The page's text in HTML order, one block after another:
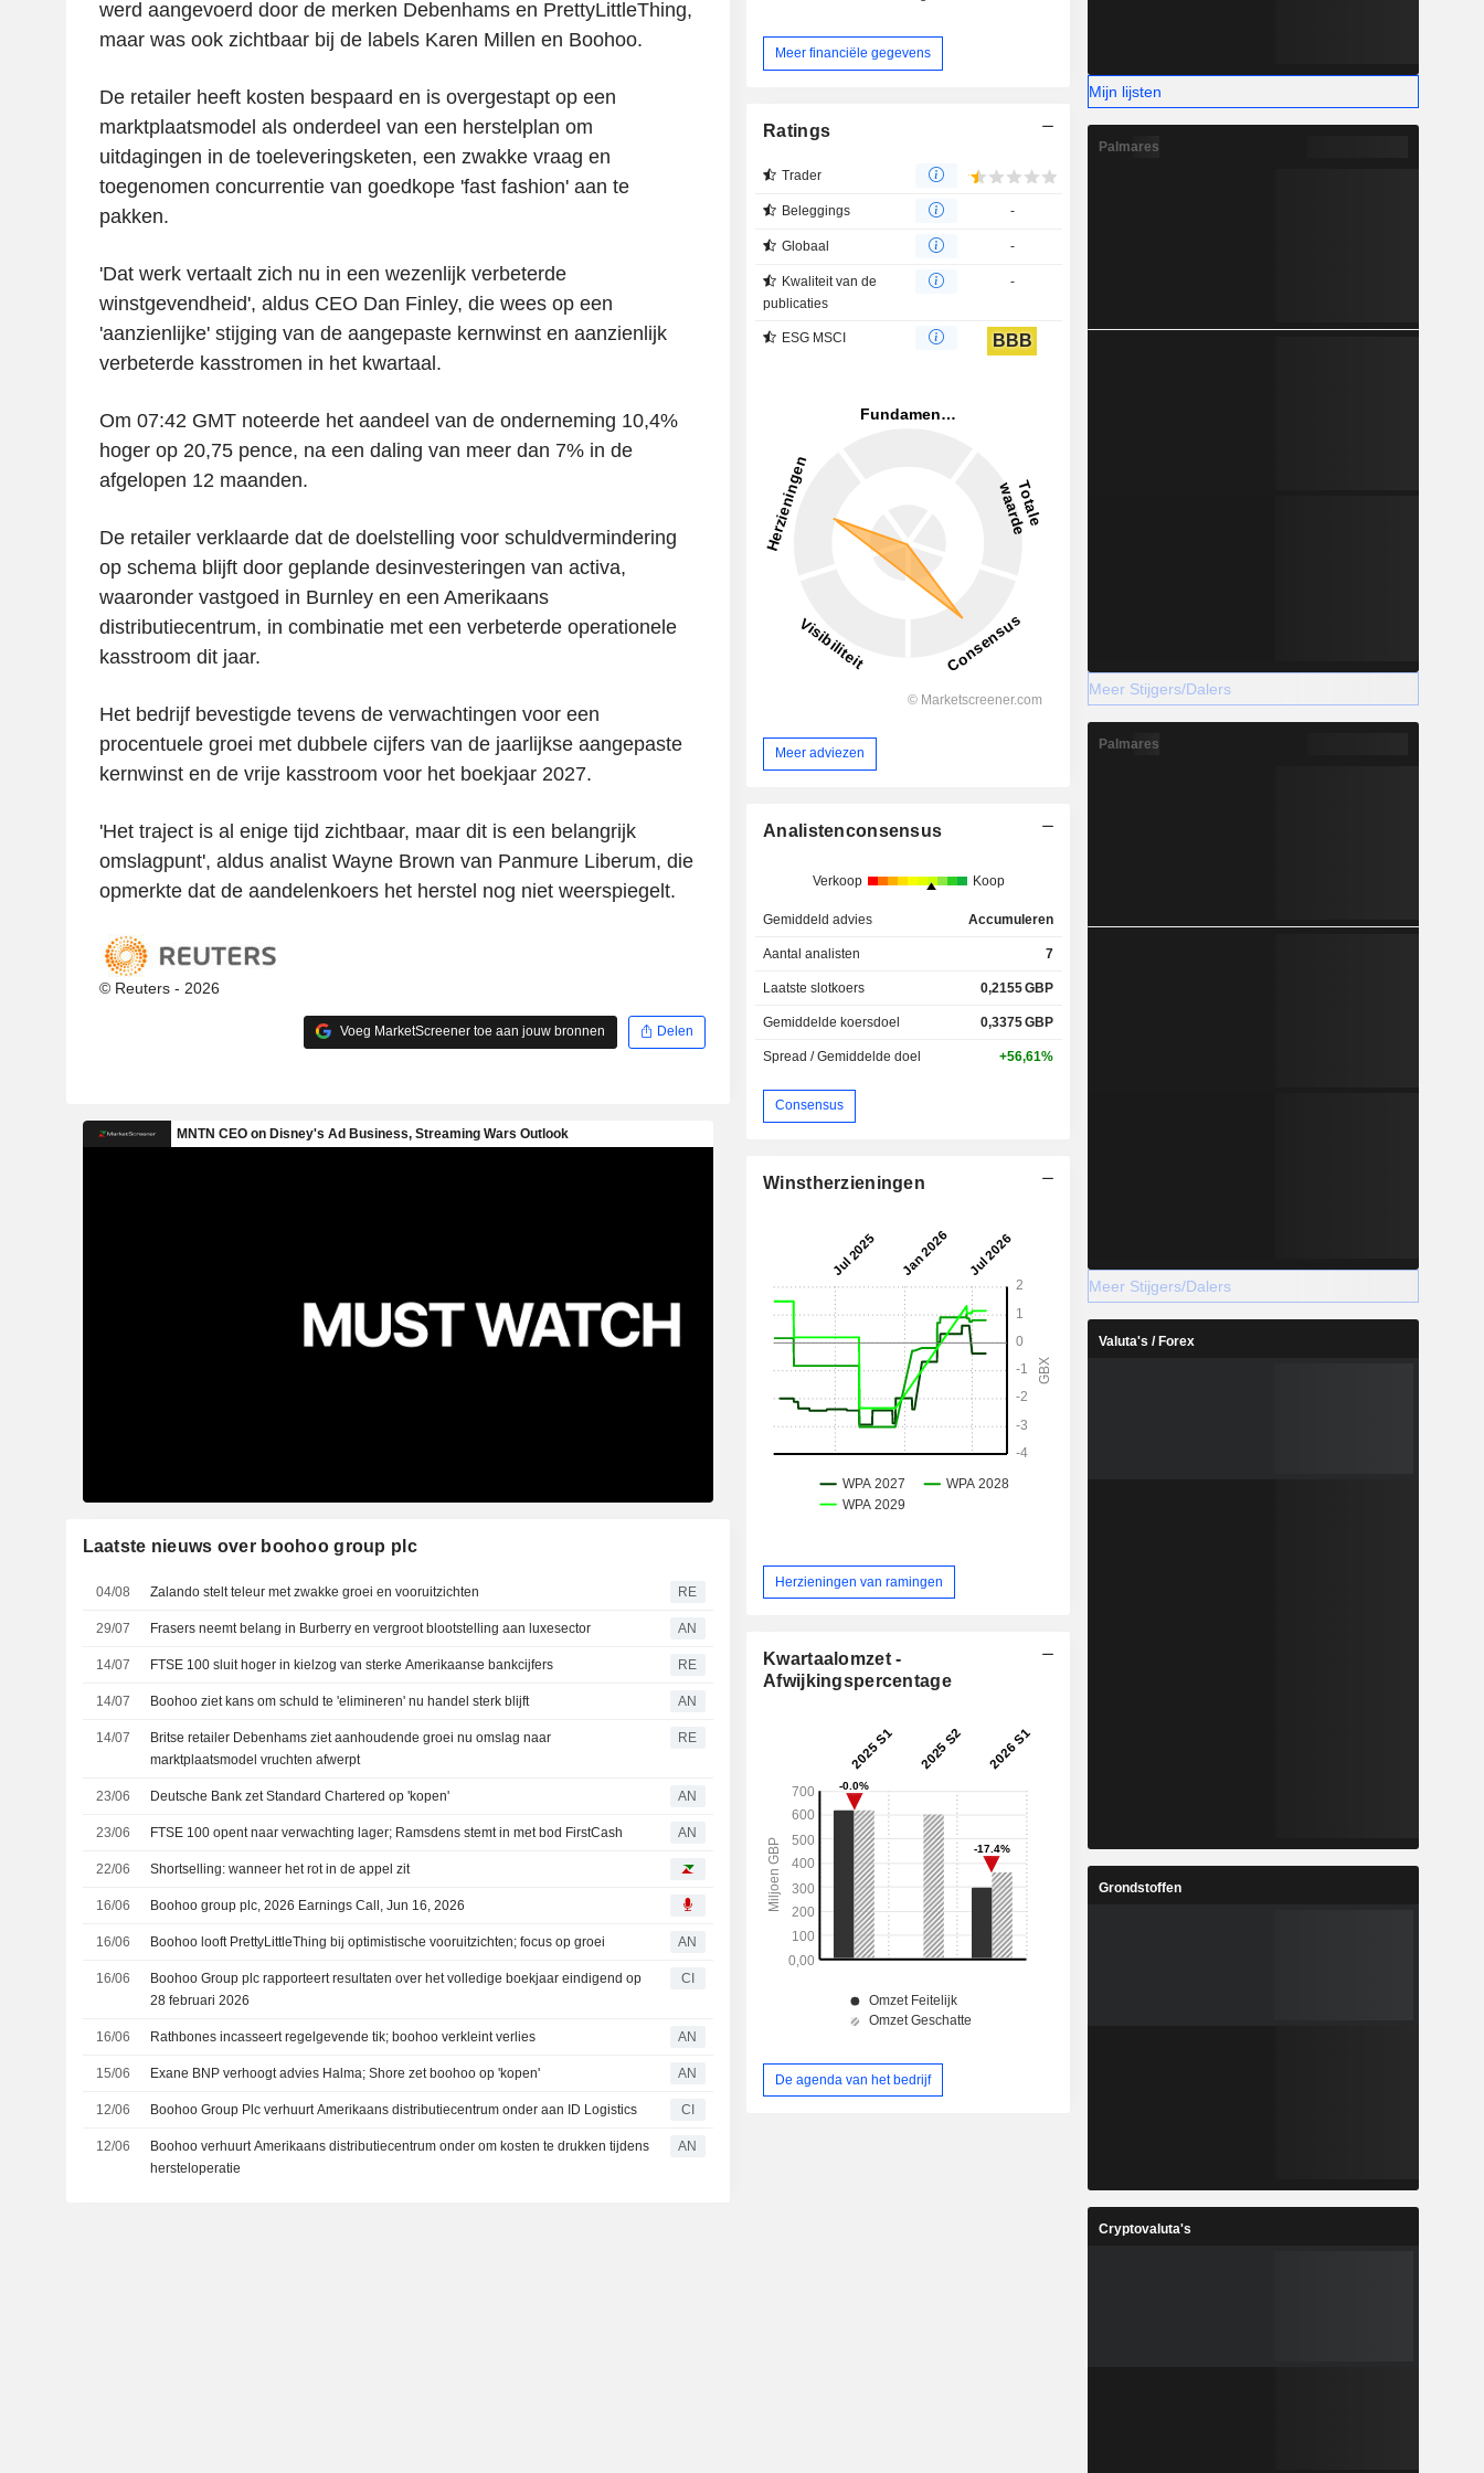
werd aangevoerd door de merken Debenhams en PrettyLittleThing,
maar was ook zichtbaar bij de labels Karen Millen en Boohoo.
De retailer heeft kosten bespaard en is overgestapt op een
marktplaatsmodel als onderdeel van een herstelplan om
uitdagingen in de toeleveringsketen, een zwakke vraag en
toegenomen concurrentie van goedkope 'fast fashion' aan te
pakken.
'Dat werk vertaalt zich nu in een wezenlijk verbeterde
winstgevendheid', aldus CEO Dan Finley, die wees op een
'aanzienlijke' stijging van de aangepaste kernwinst en aanzienlijk
verbeterde kasstromen in het kwartaal.
Om 07:42 GMT noteerde het aandeel van de onderneming 10,4%
hoger op 20,75 pence, na een daling van meer dan 7% in de
afgelopen 12 maanden.
De retailer verklaarde dat de doelstelling voor schuldvermindering
op schema blijft door geplande desinvesteringen van activa,
waaronder vastgoed in Burnley en een Amerikaans
distributiecentrum, in combinatie met een verbeterde operationele
kasstroom dit jaar.
Het bedrijf bevestigde tevens de verwachtingen voor een
procentuele groei met dubbele cijfers van de jaarlijkse aangepaste
kernwinst en de vrije kasstroom voor het boekjaar 2027.
'Het traject is al enige tijd zichtbaar, maar dit is een belangrijk
omslagpunt', aldus analist Wayne Brown van Panmure Liberum, die
opmerkte dat de aandelenkoers het herstel nog niet weerspiegelt.
© Reuters - 2026
Voeg MarketScreener toe aan jouw bronnen Delen
Laatste nieuws over boohoo group plc
04/08 Zalando stelt teleur met zwakke groei en vooruitzichten RE
29/07 Frasers neemt belang in Burberry en vergroot blootstelling aan luxesector AN
14/07 FTSE 100 sluit hoger in kielzog van sterke Amerikaanse bankcijfers RE
14/07 Boohoo ziet kans om schuld te 'elimineren' nu handel sterk blijft AN
14/07
Britse retailer Debenhams ziet aanhoudende groei nu omslag naar
marktplaatsmodel vruchten afwerpt
RE
23/06 Deutsche Bank zet Standard Chartered op 'kopen' AN
23/06 FTSE 100 opent naar verwachting lager; Ramsdens stemt in met bod FirstCash AN
22/06 Shortselling: wanneer het rot in de appel zit
16/06 Boohoo group plc, 2026 Earnings Call, Jun 16, 2026
16/06 Boohoo looft PrettyLittleThing bij optimistische vooruitzichten; focus op groei AN
16/06
Boohoo Group plc rapporteert resultaten over het volledige boekjaar eindigend op
28 februari 2026
CI
16/06 Rathbones incasseert regelgevende tik; boohoo verkleint verlies AN
15/06 Exane BNP verhoogt advies Halma; Shore zet boohoo op 'kopen' AN
12/06 Boohoo Group Plc verhuurt Amerikaans distributiecentrum onder aan ID Logistics CI
12/06
Boohoo verhuurt Amerikaans distributiecentrum onder om kosten te drukken tijdens
hersteloperatie
AN
Meer financiële gegevens
Ratings
Trader
Beleggings -
Globaal -
Kwaliteit van de
publicaties
-
ESG MSCI BBB
Meer adviezen
Analistenconsensus
Verkoop Koop
Gemiddeld advies Accumuleren
Aantal analisten 7
Laatste slotkoers 0,2155GBP
Gemiddelde koersdoel 0,3375GBP
Spread / Gemiddelde doel +56,61%
Consensus
Winstherzieningen
Herzieningen van ramingen
Kwartaalomzet -
Afwijkingspercentage
De agenda van het bedrijf
Mijn lijsten
Palmares
Meer Stijgers/Dalers
Palmares
Meer Stijgers/Dalers
Valuta's / Forex
Grondstoffen
Cryptovaluta's